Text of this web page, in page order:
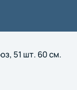
51 шт. 60 см.